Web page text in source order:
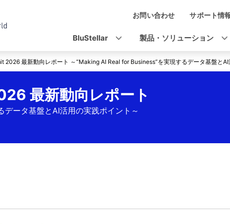
ゲ
ー
シ
ョ
お問い合わせ サポート情
BluStellar 製品・ソリューション
2026 最新動向レポート ～“Making AI Real for Business”を実現するデータ基盤とAI
最新動向レポート
ータ基盤とAI活用の実践ポイント～